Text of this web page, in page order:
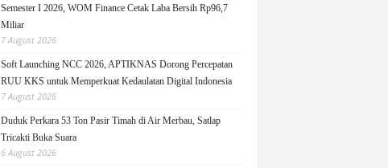
Semester I 2026, WOM Finance Cetak Laba Bersih Rp96,7
Miliar
7 August 2026
Soft Launching NCC 2026, APTIKNAS Dorong Percepatan
RUU KKS untuk Memperkuat Kedaulatan Digital Indonesia
7 August 2026
Duduk Perkara 53 Ton Pasir Timah di Air Merbau, Satlap
Tricakti Buka Suara
6 August 2026